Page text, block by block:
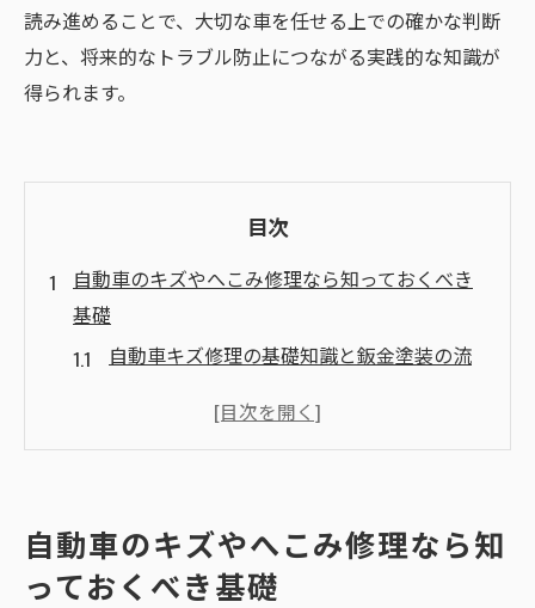
読み進めることで、大切な車を任せる上での確かな判断
力と、将来的なトラブル防止につながる実践的な知識が
得られます。
目次
自動車のキズやへこみ修理なら知っておくべき
基礎
自動車キズ修理の基礎知識と鈑金塗装の流
へこみ修理に必要な鈑金塗装の基本を押さ
を解説
キズやへこみ修理に強い作業内容を知る方
自動車のキズやへこみ修理なら知
っておくべき基礎